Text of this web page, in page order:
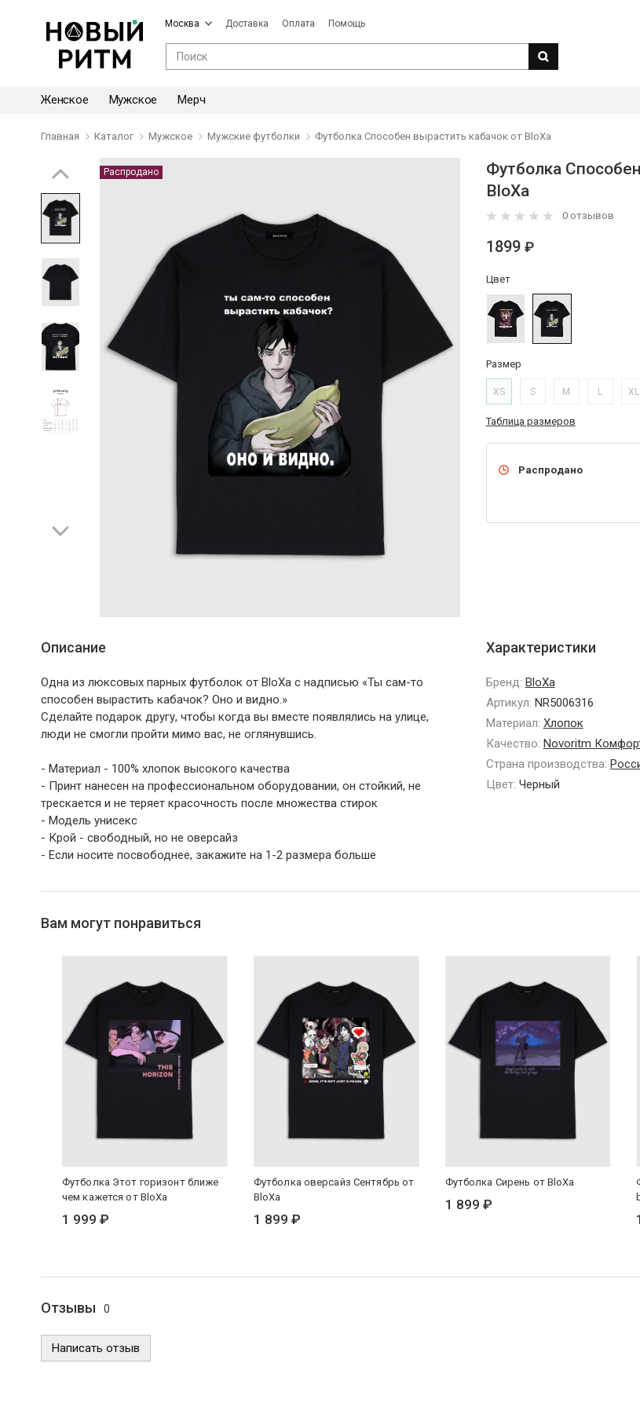
Москва Доставка Оплата Помощь
Женское Мужское Мерч
Главная Каталог Мужское Мужские футболки Футболка Способен вырастить кабачок от BloXa
Распродано
Футболка
BloXa
0 отзывов
1899 ₽
Цвет
Размер
XS S M L XL
Таблица размеров
Распродано
Описание
Одна из люксовых парных футболок от BloXa с надписью «Ты сам-то
способен вырастить кабачок? Оно и видно.»
Сделайте подарок другу, чтобы когда вы вместе появлялись на улице,
люди не смогли пройти мимо вас, не оглянувшись.
- Материал - 100% хлопок высокого качества
- Принт нанесен на профессиональном оборудовании, он стойкий, не
трескается и не теряет красочность после множества стирок
- Модель унисекс
- Крой - свободный, но не оверсайз
- Если носите посвободнее, закажите на 1-2 размера больше
Характеристики
Бренд: BloXa
Артикул: NR5006316
Материал: Хлопок
Качество: Novoritm
Страна производства:
Цвет: Черный
Вам могут понравиться
Футболка Этот горизонт ближе
чем кажется от BloXa
1 999 ₽
Футболка оверсайз Сентябрь от
BloXa
1 899 ₽
Футболка Сирень от BloXa
1 899 ₽
Отзывы 0
Написать отзыв